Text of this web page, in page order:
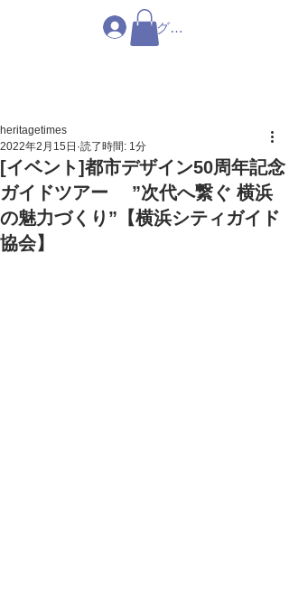
ログイン
[イベント]都市デザイン50周年記念
ガイドツアー ”次代へ繋ぐ 横浜
の魅力づくり”【横浜シティガイド
協会】
heritagetimes
2022年2月15日 読了時間: 1分